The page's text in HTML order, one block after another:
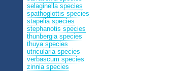
selaginella species
spathoglottis species
stapelia species
stephanotis species
thunbergia species
thuya species
utricularia species
verbascum species
zinnia species